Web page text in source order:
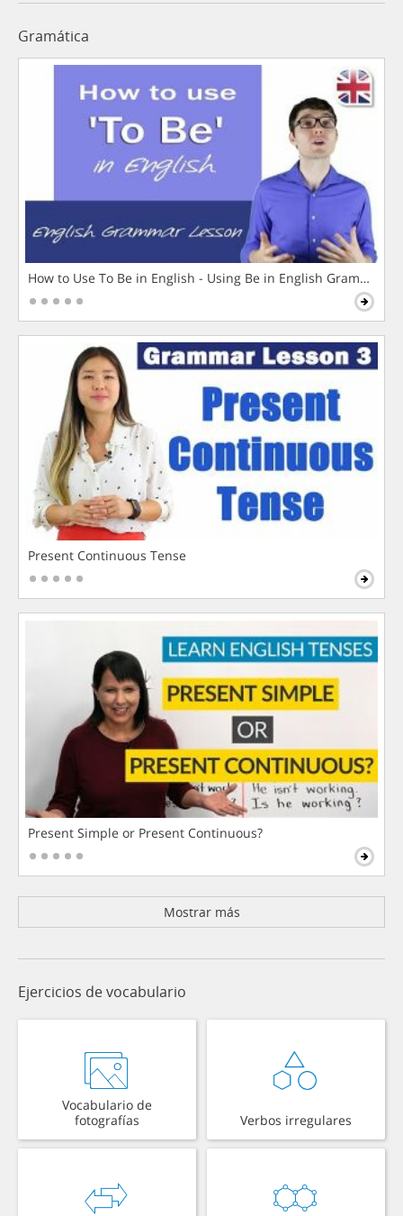
Gramática
How to Use To Be in English - Using Be in English Grammar
Present Continuous Tense
Present Simple or Present Continuous?
Mostrar más
Ejercicios de vocabulario
Vocabulario de
fotografías
Verbos irregulares